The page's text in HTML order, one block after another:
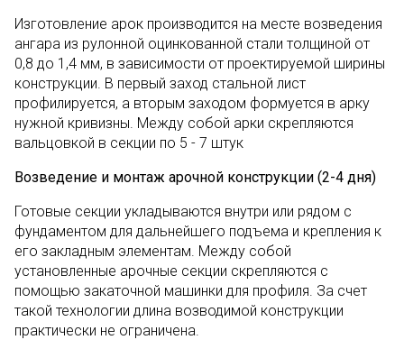
Изготовление арок производится на месте возведения
ангара из рулонной оцинкованной стали толщиной от
0,8 до 1,4 мм, в зависимости от проектируемой ширины
конструкции. В первый заход стальной лист
профилируется, а вторым заходом формуется в арку
нужной кривизны. Между собой арки скрепляются
вальцовкой в секции по 5 - 7 штук
Возведение и монтаж арочной конструкции (2-4 дня)
Готовые секции укладываются внутри или рядом с
фундаментом для дальнейшего подъема и крепления к
его закладным элементам. Между собой
установленные арочные секции скрепляются с
помощью закаточной машинки для профиля. За счет
такой технологии длина возводимой конструкции
практически не ограничена.